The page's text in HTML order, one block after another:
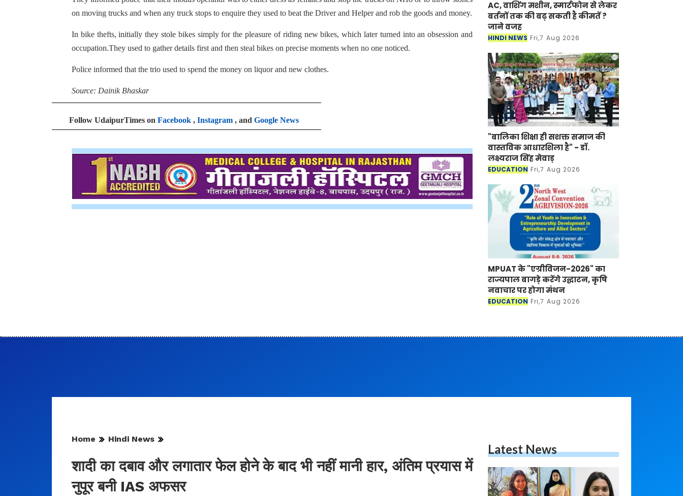
on moving trucks and when any truck stops to enquire they used to beat the Driver and Helper and rob the goods and money.
In bike thefts, initially they stole bikes simply for the pleasure of riding new bikes, which later turned into an obsession and
occupation.They used to gather details first and then steal bikes on precise moments when no one noticed.
Police informed that the trio used to spend the money on liquor and new clothes.
Source: Dainik Bhaskar
Follow UdaipurTimes on Facebook , Instagram , and Google News
AC, वाशिंग मशीन, स्मार्टफोन से लेकर
बर्तनों तक की बढ़ सकती है कीमतें ?
जाने वजह
HINDI NEWS Fri,7 Aug 2026
"बालिका शिक्षा ही सशक्त समाज की
वास्तविक आधारशिला है" - डॉ.
लक्ष्यराज सिंह मेवाड़
EDUCATION Fri,7 Aug 2026
MPUAT के "एग्रीविजन-2026" का
राज्यपाल बागड़े करेंगे उद्घाटन, कृषि
नवाचार पर होगा मंथन
EDUCATION Fri,7 Aug 2026
Home Hindi News
शादी का दबाव और लगातार फेल होने के बाद भी नहीं मानी हार, अंतिम प्रयास में
नुपूर बनी IAS अफसर
Latest News